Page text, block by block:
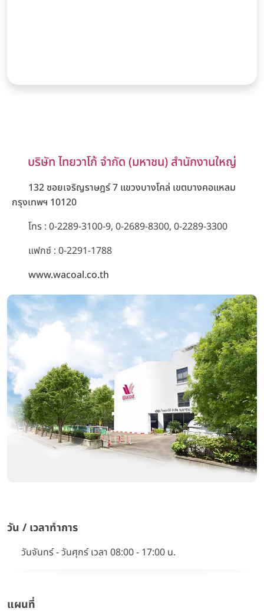
บริษัท ไทยวาโก้ จำกัด (มหาชน) สำนักงานใหญ่
132 ซอยเจริญราษฎร์ 7 แขวงบางโคล่ เขตบางคอแหลม
กรุงเทพฯ 10120
โทร : 0-2289-3100-9, 0-2689-8300, 0-2289-3300
แฟกซ์ : 0-2291-1788
www.wacoal.co.th
วัน / เวลาทำการ
วันจันทร์ - วันศุกร์ เวลา 08:00 - 17:00 น.
แผนที่